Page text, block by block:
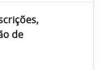
de